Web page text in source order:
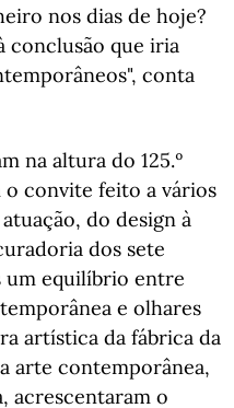
nos dias de hoje?
conclusão que iria
conta
na altura do 125.º
convite feito a vários
do design à
dos sete
um equilíbrio entre
e olhares
artística da fábrica da
arte contemporânea,
acrescentaram o